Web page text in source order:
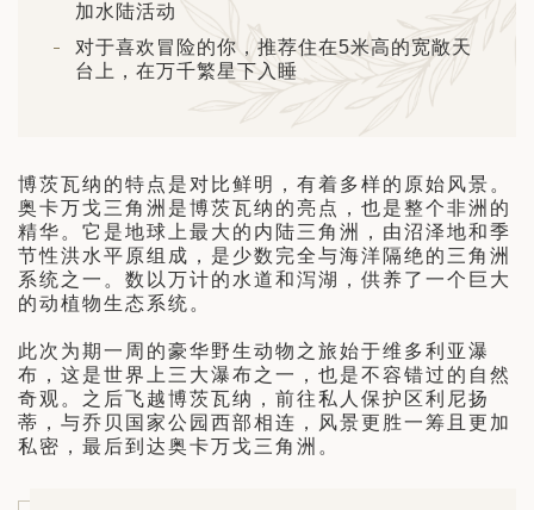
阿拉伯 · 奇迹王国 (2026 年 11
— 26 日)
加水陆活动
对于喜欢冒险的你，推荐住在5米高的宽敞天
台上，在万千繁星下入睡
博茨瓦纳的特点是对比鲜明，有着多样的原始风景。
奥卡万戈三角洲是博茨瓦纳的亮点，也是整个非洲的
精华。它是地球上最大的内陆三角洲，由沼泽地和季
节性洪水平原组成，是少数完全与海洋隔绝的三角洲
系统之一。数以万计的水道和泻湖，供养了一个巨大
的动植物生态系统。
此次为期一周的豪华野生动物之旅始于维多利亚瀑
布，这是世界上三大瀑布之一，也是不容错过的自然
奇观。之后飞越博茨瓦纳，前往私人保护区利尼扬
蒂，与乔贝国家公园西部相连，风景更胜一筹且更加
私密，最后到达奥卡万戈三角洲。